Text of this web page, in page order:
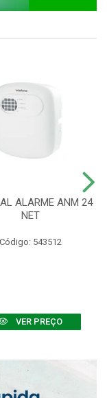
ALARME ANM 24
NET
Código: 543512
VER PREÇO